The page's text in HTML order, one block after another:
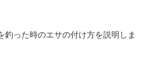
釣った時のエサの付け方を説明しま